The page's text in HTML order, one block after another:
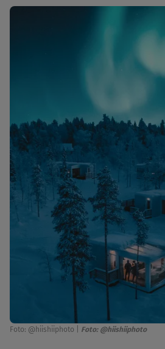
Foto: @hiishiiphoto Foto: @hiishiiphoto